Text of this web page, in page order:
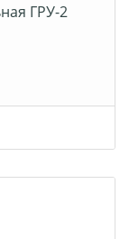
ГРУ-2